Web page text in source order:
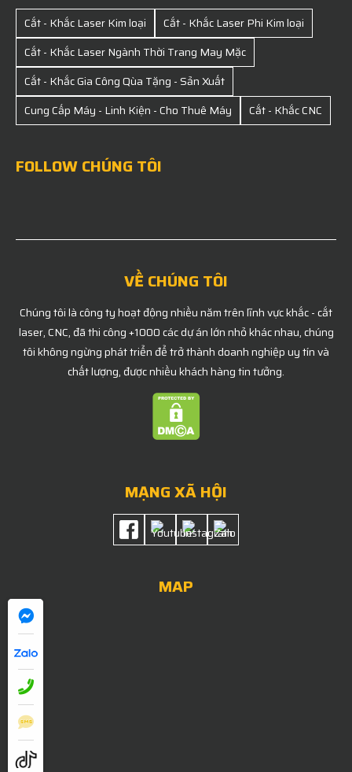
Cắt - Khắc Laser Kim loại
Cắt - Khắc Laser Phi Kim loại
Cắt - Khắc Laser Ngành Thời Trang May Mặc
Cắt - Khắc Gia Công Qùa Tặng - Sản Xuất
Cung Cấp Máy - Linh Kiện - Cho Thuê Máy
Cắt - Khắc CNC
FOLLOW CHÚNG TÔI
VỀ CHÚNG TÔI
Chúng tôi là công ty hoạt động nhiều năm trên lĩnh vực khắc - cắt
laser, CNC, đã thi công +1000 các dự án lớn nhỏ khác nhau, chúng
tôi không ngừng phát triển để trở thành doanh nghiệp uy tín và
chất lượng, được nhiều khách hàng tin tưởng.
MẠNG XÃ HỘI
MAP